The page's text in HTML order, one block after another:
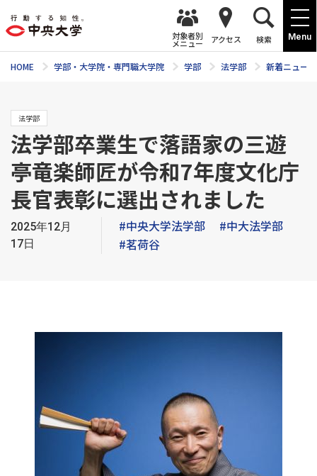
Menu
対象者別
メニュー アクセス 検索
HOME 学部・大学院・専門職大学院 学部 法学部 新着ニュース
法学部
法学部卒業生で落語家の三遊
亭竜楽師匠が令和7年度文化庁
長官表彰に選出されました
2025年12月
17日
#中央大学法学部
#中大法学部
#茗荷谷